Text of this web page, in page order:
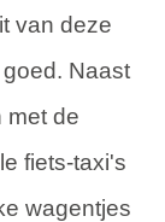
van deze
Naast
met de
fiets-taxi's
wagentjes